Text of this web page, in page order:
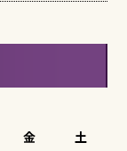
金 土